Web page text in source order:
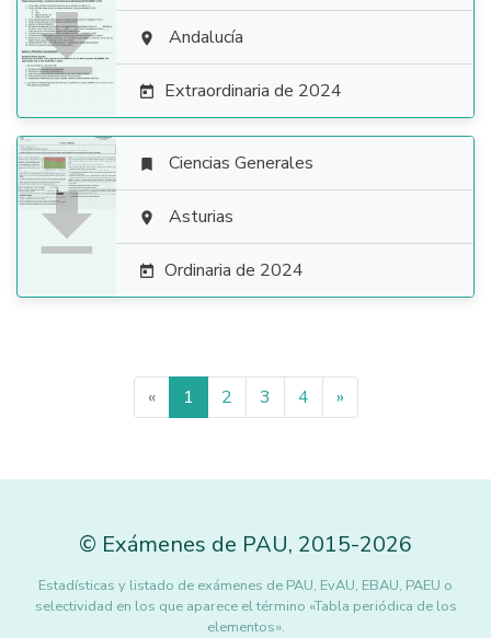
  Andalucía
 Extraordinaria de 2024

 Ciencias Generales
 Asturias
 Ordinaria de 2024
« 1 2 3 4 »
© Exámenes de PAU, 2015-2026
Estadísticas y listado de exámenes de PAU, EvAU, EBAU, PAEU o
selectividad en los que aparece el término «Tabla periódica de los
elementos».